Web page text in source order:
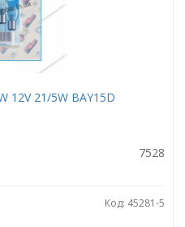
12V 21/5W BAY15D
7528
Код: 45281-5